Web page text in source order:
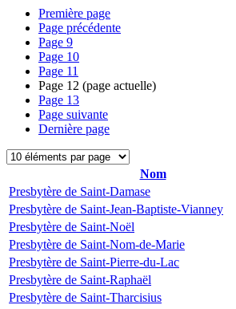
Première page
Page précédente
Page 9
Page 10
Page 11
Page 12 (page actuelle)
Page 13
Page suivante
Dernière page
Nom
Presbytère de Saint-Damase
Presbytère de Saint-Jean-Baptiste-Vianney
Presbytère de Saint-Noël
Presbytère de Saint-Nom-de-Marie
Presbytère de Saint-Pierre-du-Lac
Presbytère de Saint-Raphaël
Presbytère de Saint-Tharcisius